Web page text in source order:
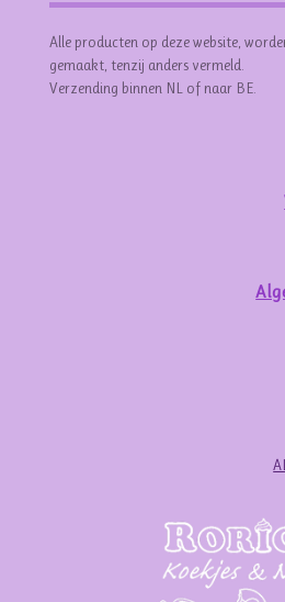
Alle producten op deze website,
gemaakt, tenzij anders vermeld.
Verzending binnen NL of naar BE.